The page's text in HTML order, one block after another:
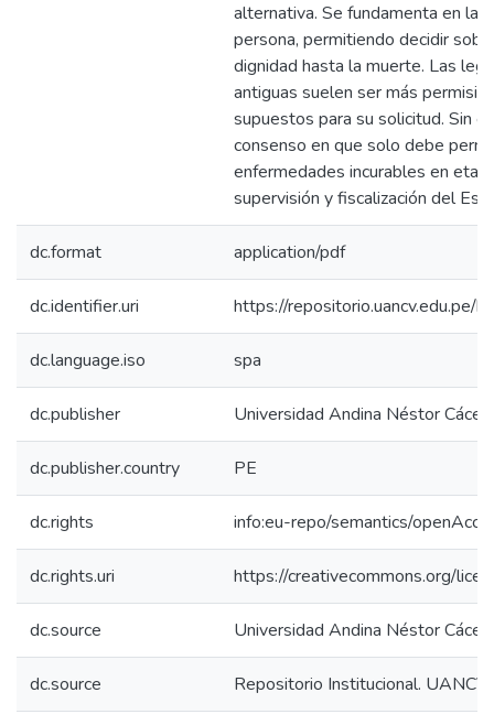
alternativa. Se fundamenta en la
persona, permitiendo decidir
dignidad hasta la muerte. Las
antiguas suelen ser más
supuestos para su solicitud. Sin
consenso en que solo debe
enfermedades incurables en
supervisión y fiscalización del
dc.format application/pdf
dc.identifier.uri https://repositorio.uancv.edu.pe/
dc.language.iso spa
dc.publisher Universidad Andina Néstor
dc.publisher.country PE
dc.rights info:eu-repo/semantics/
dc.rights.uri https://creativecommons.org/
dc.source Universidad Andina Néstor
dc.source Repositorio Institucional. UANCV